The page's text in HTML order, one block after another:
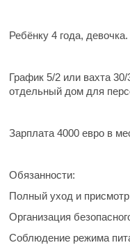
Ребёнку 4 года, девочка.
График 5/2 или вахта
отдельный дом для
Зарплата 4000 евро в
Обязанности:
Полный уход и
Организация
Соблюдение режима